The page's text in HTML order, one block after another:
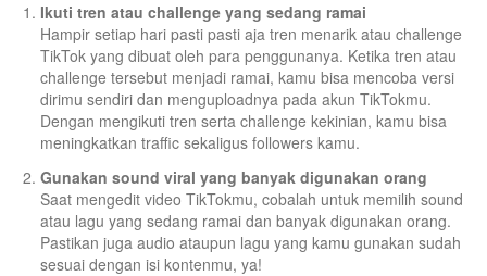
Ikuti tren atau challenge yang sedang ramai
Hampir setiap hari pasti pasti aja tren menarik atau challenge
TikTok yang dibuat oleh para penggunanya. Ketika tren atau
challenge tersebut menjadi ramai, kamu bisa mencoba versi
dirimu sendiri dan menguploadnya pada akun TikTokmu.
Dengan mengikuti tren serta challenge kekinian, kamu bisa
meningkatkan traffic sekaligus followers kamu.
Gunakan sound viral yang banyak digunakan orang
Saat mengedit video TikTokmu, cobalah untuk memilih sound
atau lagu yang sedang ramai dan banyak digunakan orang.
Pastikan juga audio ataupun lagu yang kamu gunakan sudah
sesuai dengan isi kontenmu, ya!